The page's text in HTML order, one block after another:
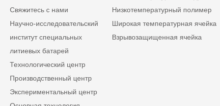
Свяжитесь с нами
Научно-исследовательский
институт специальных
литиевых батарей
Технологический центр
Производственный центр
Экспериментальный центр
Низкотемпературный полимер
Широкая температурная ячейка
Взрывозащищенная ячейка